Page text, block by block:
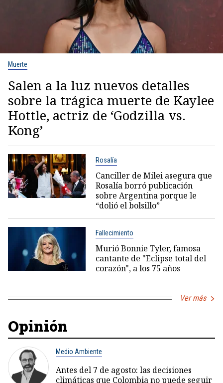
Muerte
Salen a la luz nuevos detalles
sobre la trágica muerte de Kaylee
Hottle, actriz de ‘Godzilla vs.
Kong’
Rosalía
Canciller de Milei asegura que
Rosalía borró publicación
sobre Argentina porque le
“dolió el bolsillo”
Fallecimiento
Murió Bonnie Tyler, famosa
cantante de "Eclipse total del
corazón", a los 75 años
Ver más
Opinión
Medio Ambiente
Antes del 7 de agosto: las decisiones
climáticas que Colombia no puede seguir